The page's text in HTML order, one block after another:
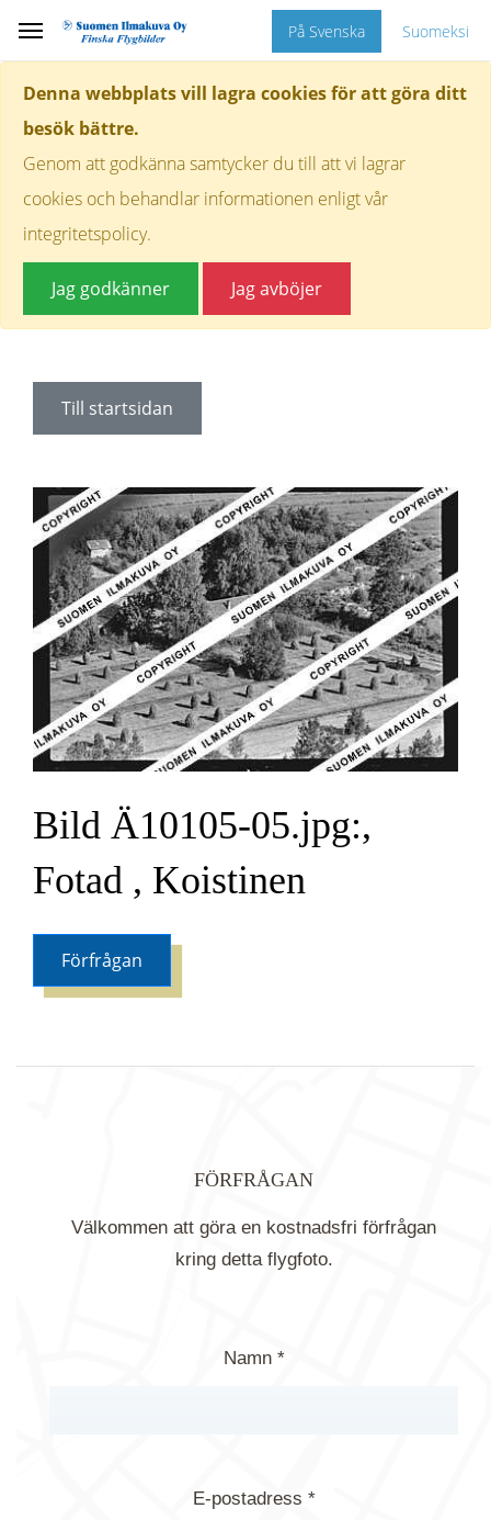
Denna webbplats vill lagra cookies för att göra ditt
besök bättre.
Genom att godkänna samtycker du till att vi lagrar
cookies och behandlar informationen enligt vår
integritetspolicy.
Jag godkänner Jag avböjer
På Svenska Suomeksi
Till startsidan
Bild Ä10105-05.jpg:,
Fotad , Koistinen
Förfrågan
FÖRFRÅGAN
Välkommen att göra en kostnadsfri förfrågan
kring detta flygfoto.
Namn *
E-postadress *